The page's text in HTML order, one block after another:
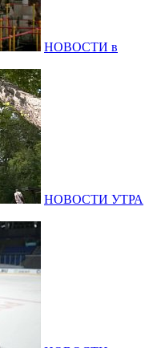
НОВОСТИ в
НОВОСТИ УТРА